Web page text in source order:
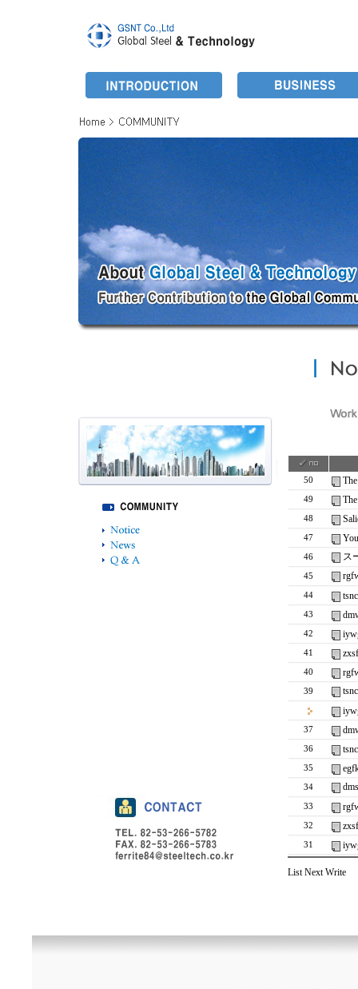
50
49
48
47
46 ス
45
44
43
42
41
40
39
37
36
35
34
33
32
31
ListNextWrite